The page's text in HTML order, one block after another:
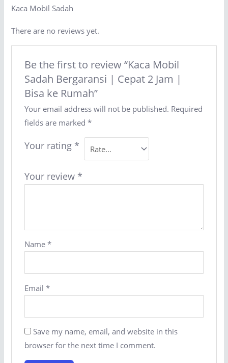
Kaca Mobil Sadah
There are no reviews yet.
Be the first to review “Kaca Mobil
Sadah Bergaransi | Cepat 2 Jam |
Bisa ke Rumah”
Your email address will not be published. Required
fields are marked *
Your rating *
Your review *
Name *
Email *
Save my name, email, and website in this
browser for the next time I comment.